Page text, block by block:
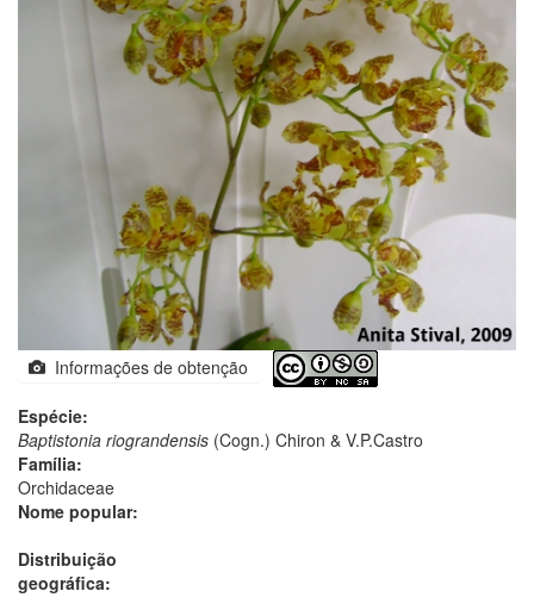
Informações de obtenção
Espécie:
Baptistonia riograndensis (Cogn.) Chiron & V.P.Castro
Família:
Orchidaceae
Nome popular:
Distribuição
geográfica: